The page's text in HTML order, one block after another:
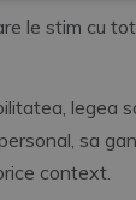
le stim cu
legea
sa
context.